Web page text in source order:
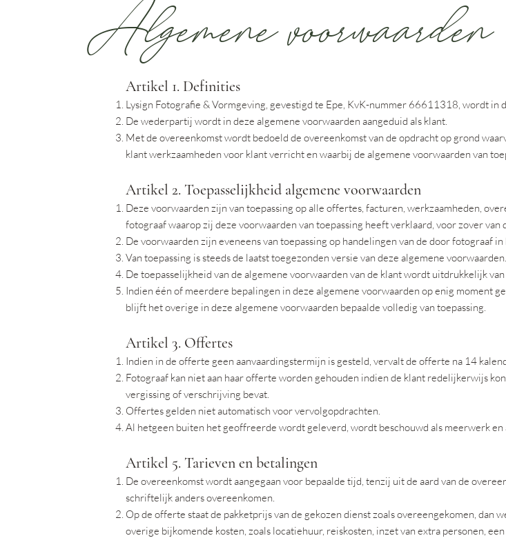
Algemene voorwaarden
Artikel 1. Definities
Lysign Fotografie & Vormgeving, gevestigd te Epe, KvK-nummer 66611318, wordt in
De wederpartij wordt in deze algemene voorwaarden aangeduid als klant.
Met de overeenkomst wordt bedoeld de overeenkomst van de opdracht op grond
klant werkzaamheden voor klant verricht en waarbij de algemene voorwaarden van
Artikel 2. Toepasselijkheid algemene voorwaarden
Deze voorwaarden zijn van toepassing op alle offertes, facturen, werkzaamheden,
fotograaf waarop zij deze voorwaarden van toepassing heeft verklaard, voor zover
De voorwaarden zijn eveneens van toepassing op handelingen van de door fotograaf
Van toepassing is steeds de laatst toegezonden versie van deze algemene voorwaarden.
De toepasselijkheid van de algemene voorwaarden van de klant wordt uitdrukkelijk
Indien één of meerdere bepalingen in deze algemene voorwaarden op enig moment
blijft het overige in deze algemene voorwaarden bepaalde volledig van toepassing.
Artikel 3. Offertes
Indien in de offerte geen aanvaardingstermijn is gesteld, vervalt de offerte na 14
Fotograaf kan niet aan haar offerte worden gehouden indien de klant redelijkerwijs
vergissing of verschrijving bevat.
Offertes gelden niet automatisch voor vervolgopdrachten.
Al hetgeen buiten het geoffreerde wordt geleverd, wordt beschouwd als meerwerk en
Artikel 5. Tarieven en betalingen
De overeenkomst wordt aangegaan voor bepaalde tijd, tenzij uit de aard van de
schriftelijk anders overeenkomen.
Op de offerte staat de pakketprijs van de gekozen dienst zoals overeengekomen, dan
overige bijkomende kosten, zoals locatiehuur, reiskosten, inzet van extra personen,